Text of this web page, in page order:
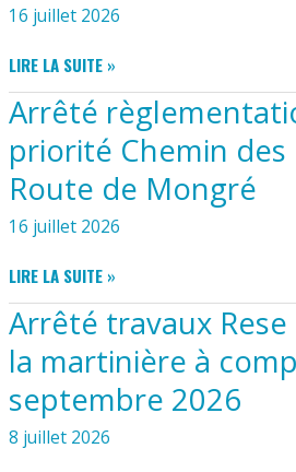
CRÉATION
6
TERRAINS
DE
PÉTANQUE
JUSQU’AU
31/07/2026
16 juillet 2026
LE
SAINT
GEORGEAIS
N°171
LIRE LA SUITE »
Arrêté
priorité Chemin des
Route de Mongré
16 juillet 2026
ARRÊTÉ
RÈGLEMENTATION
DE
LA
PRIORITÉ
CHEMIN
DES
MAURES
LIRE LA SUITE »
Arrêté travaux
la martinière à
septembre 2026
8 juillet 2026